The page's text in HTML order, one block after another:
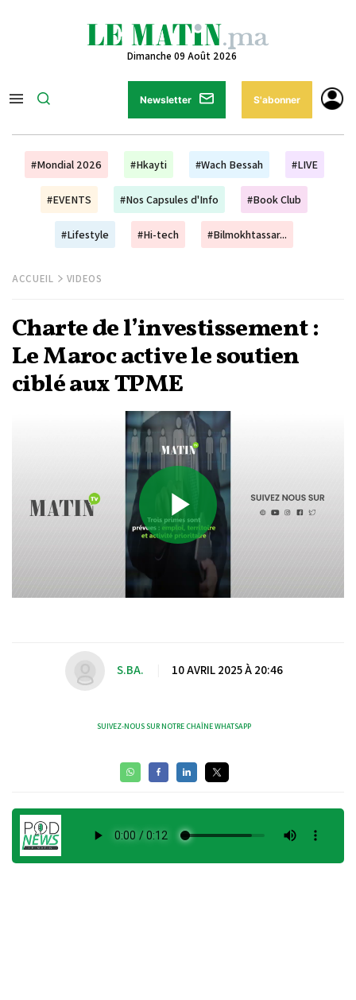
Dimanche 09 Août 2026
Newsletter S'abonner
#Mondial 2026 #Hkayti #Wach Bessah #LIVE
#EVENTS #Nos Capsules d'Info #Book Club
#Lifestyle #Hi-tech #Bilmokhtassar...
ACCUEIL VIDEOS
Charte de l’investissement :
Le Maroc active le soutien
ciblé aux TPME
Play
S.BA. 10 AVRIL 2025 À 20:46
SUIVEZ-NOUS SUR NOTRE CHAÎNE WHATSAPP